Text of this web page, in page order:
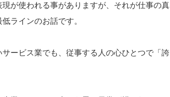
が使われる事がありますが、それが仕事の真
ラインのお話です。
ービス業でも、従事する人の心ひとつで「誇